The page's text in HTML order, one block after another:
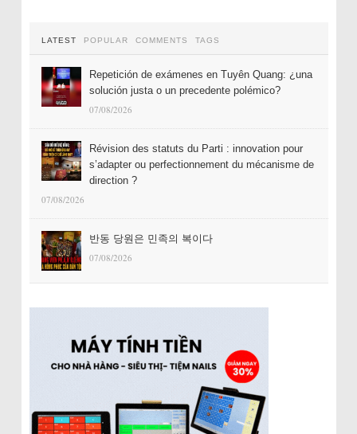
LATEST POPULAR COMMENTS TAGS
Repetición de exámenes en Tuyên Quang: ¿una
solución justa o un precedente polémico?
07/08/2026
Révision des statuts du Parti : innovation pour
s’adapter ou perfectionnement du mécanisme de
direction ?
07/08/2026
반동 당원은 민족의 복이다
07/08/2026